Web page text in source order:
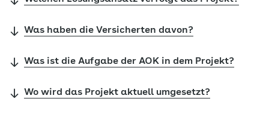
Was haben die Versicherten davon?
Was ist die Aufgabe der AOK in dem Projekt?
Wo wird das Projekt aktuell umgesetzt?